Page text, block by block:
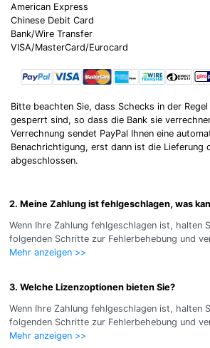
American Express
Chinese Debit Card
Bank/Wire Transfer
VISA/MasterCard/Eurocard
Bitte beachten Sie, dass Schecks in der
gesperrt sind, so dass die Bank sie
Verrechnung sendet PayPal Ihnen eine
Benachrichtigung, erst dann ist die Lieferung
abgeschlossen.
2. Meine Zahlung ist fehlgeschlagen, was
Wenn Ihre Zahlung fehlgeschlagen ist, halten
folgenden Schritte zur Fehlerbehebung und
Mehr anzeigen >>
3. Welche Lizenzoptionen bieten Sie?
Wenn Ihre Zahlung fehlgeschlagen ist, halten
folgenden Schritte zur Fehlerbehebung und
Mehr anzeigen >>